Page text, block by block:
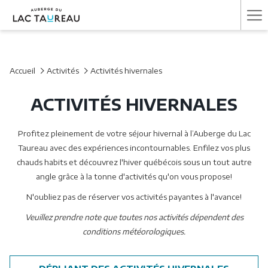
Accueil Activités Activités hivernales
ACTIVITÉS HIVERNALES
Profitez pleinement de votre séjour hivernal à l’Auberge du Lac
Taureau avec des expériences incontournables. Enfilez vos plus
chauds habits et découvrez l'hiver québécois sous un tout autre
angle grâce à la tonne d'activités qu'on vous propose!
N'oubliez pas de réserver vos activités payantes à l'avance!
Veuillez prendre note que toutes nos activités dépendent des
conditions météorologiques.